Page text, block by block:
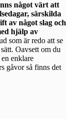
något värt att
särskilda
av något slag och
hjälp av
Oavsett om du
enklare
gåvor så finns det